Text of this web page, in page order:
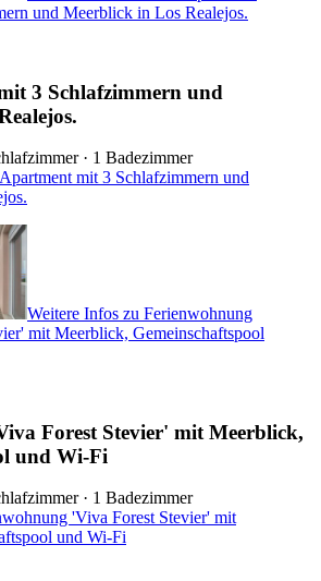
und Meerblick in Los Realejos.
3 Schlafzimmern und
· 1 Badezimmer
mit 3 Schlafzimmern und
Weitere Infos zu Ferienwohnung
mit Meerblick, Gemeinschaftspool
Forest Stevier' mit Meerblick,
und Wi-Fi
· 1 Badezimmer
'Viva Forest Stevier' mit
und Wi-Fi